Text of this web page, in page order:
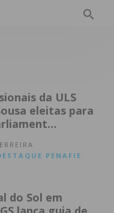
da ULS
eleitas para
PENAFIE
do Sol em